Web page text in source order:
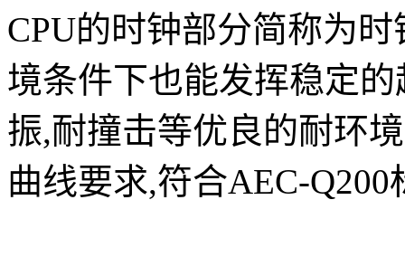
CPU的时钟部分简称为
境条件下也能发挥稳定
振,耐撞击等优良的耐环
曲线要求,符合AEC-Q200